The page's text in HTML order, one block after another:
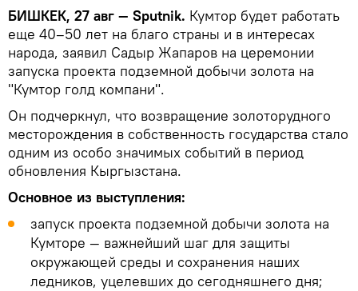
БИШКЕК, 27 авг — Sputnik. Кумтор будет работать
еще 40–50 лет на благо страны и в интересах
народа, заявил Садыр Жапаров на церемонии
запуска проекта подземной добычи золота на
"Кумтор голд компани".
Он подчеркнул, что возвращение золоторудного
месторождения в собственность государства стало
одним из особо значимых событий в период
обновления Кыргызстана.
Основное из выступления:
запуск проекта подземной добычи золота на
Кумторе — важнейший шаг для защиты
окружающей среды и сохранения наших
ледников, уцелевших до сегодняшнего дня;